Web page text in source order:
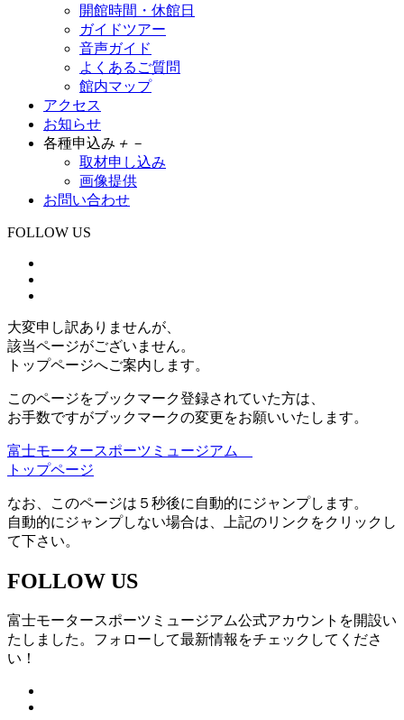
開館時間・休館日
ガイドツアー
音声ガイド
よくあるご質問
館内マップ
アクセス
お知らせ
各種申込み ＋ －
取材申し込み
画像提供
お問い合わせ
FOLLOW US
大変申し訳ありませんが、
該当ページがございません。
トップページへご案内します。
このページをブックマーク登録されていた方は、
お手数ですがブックマークの変更をお願いいたします。
富士モータースポーツミュージアム
トップページ
なお、このページは５秒後に自動的にジャンプします。
自動的にジャンプしない場合は、上記のリンクをクリックし
て下さい。
FOLLOW US
富士モータースポーツミュージアム公式アカウントを開設い
たしました。フォローして最新情報をチェックしてくださ
い！